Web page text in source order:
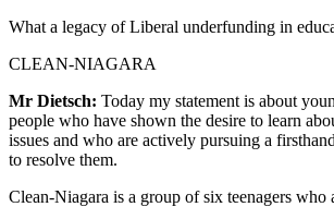
What a legacy of Liberal underfunding in
CLEAN-NIAGARA
Mr Dietsch: Today my statement is about
people who have shown the desire to learn
issues and who are actively pursuing a
to resolve them.
Clean-Niagara is a group of six teenagers who